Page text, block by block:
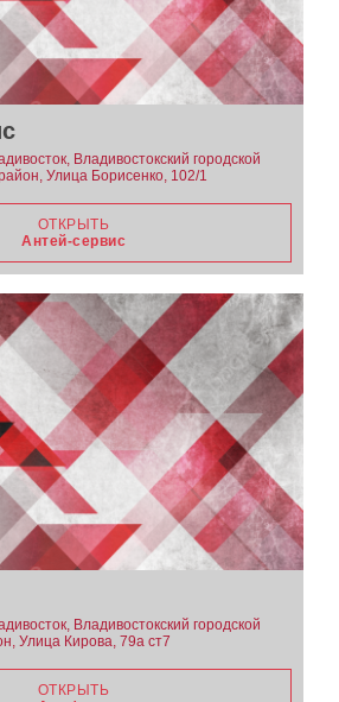
Владивостокский городской
Улица Борисенко, 102/1
ОТКРЫТЬ
Антей-сервис
Владивостокский городской
Улица Кирова, 79а ст7
ОТКРЫТЬ